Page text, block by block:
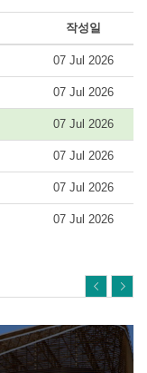
작성일
07 Jul 2026
07 Jul 2026
07 Jul 2026
07 Jul 2026
07 Jul 2026
07 Jul 2026